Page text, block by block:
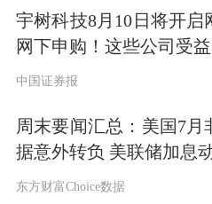
宇树科技8月10日将开启
网下申购！这些公司受益
中国证券报
周末要闻汇总：美国7月
据意外转负 美联储加息
东方财富Choice数据